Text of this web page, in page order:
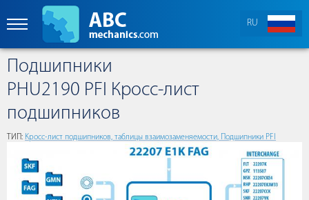
RU
Подшипники
PHU2190 PFI Кросс-лист
подшипников
ТИП: Кросс-лист подшипников, таблицы взаимозаменяемости, Подшипники PFI